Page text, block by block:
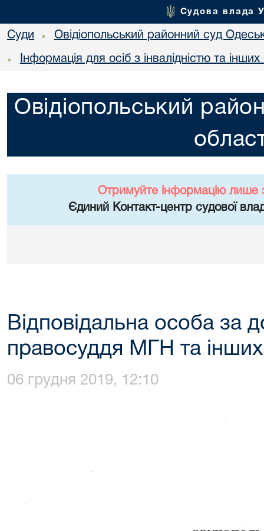
Судова влада
Суди • Овідіопольський районний суд
• Інформація для осіб з інвалідністю та
Овідіопольський
Отримуйте інформацію лише
Єдиний Контакт-центр судової
Відповідальна особа за
правосуддя МГН та
06 грудня 2019, 12:10